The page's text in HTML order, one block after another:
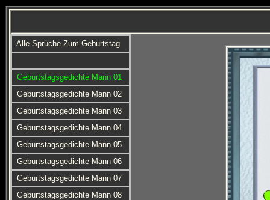
Alle Sprüche Zum Geburtstag
Geburtstagsgedichte Mann 01
Geburtstagsgedichte Mann 02
Geburtstagsgedichte Mann 03
Geburtstagsgedichte Mann 04
Geburtstagsgedichte Mann 05
Geburtstagsgedichte Mann 06
Geburtstagsgedichte Mann 07
Geburtstagsgedichte Mann 08